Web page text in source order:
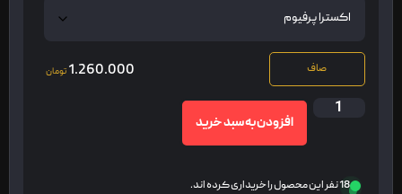
صاف 1.260.000تومان
افزودن به سبد خرید
18 نفر این محصول را خریداری کرده اند.